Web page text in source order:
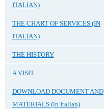
ITALIAN)
THE CHART OF SERVICES (IN
ITALIAN)
THE HISTORY
A VISIT
DOWNLOAD DOCUMENT AND
MATERIALS (in Italian)